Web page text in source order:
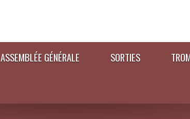
ASSEMBLÉE GÉNÉRALE SORTIES